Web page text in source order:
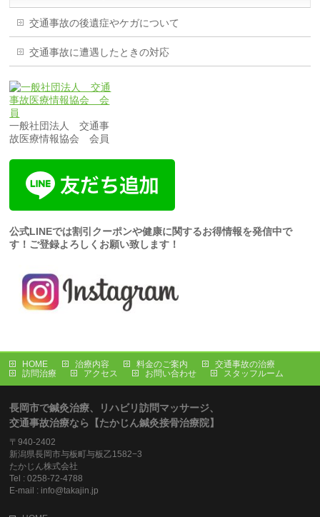
交通事故の後遺症やケガについて
交通事故に遭遇したときの対応
一般社団法人 交通事
故医療情報協会 会員
公式LINEでは割引クーポンや健康に関するお得情報を発信中で
す！ご登録よろしくお願い致します！
HOME 治療内容 料金のご案内
交通事故の治療
訪問治療
アクセス お問い合わせ スタッフルーム
長岡市で鍼灸治療、リハビリ訪問マッサージ、
交通事故治療なら【たかじん鍼灸接骨治療院】
〒940-2402
新潟県長岡市与板町与板乙1582−3
たかじん株式会社
Tel : 0258-72-4788
E-mail : info@takajin.jp